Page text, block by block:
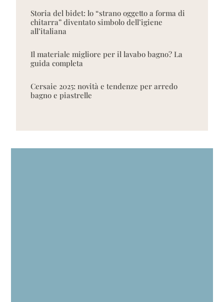
Storia del bidet: lo “strano oggetto a forma di
chitarra” diventato simbolo dell’igiene
all’italiana
Il materiale migliore per il lavabo bagno? La
guida completa
Cersaie 2025: novità e tendenze per arredo
bagno e piastrelle